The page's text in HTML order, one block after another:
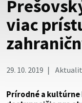
Táto stránka je
Buďte pozorní a
cez zabezpečenú
viac
29. 10. 2019
Prírodné a kultúrne